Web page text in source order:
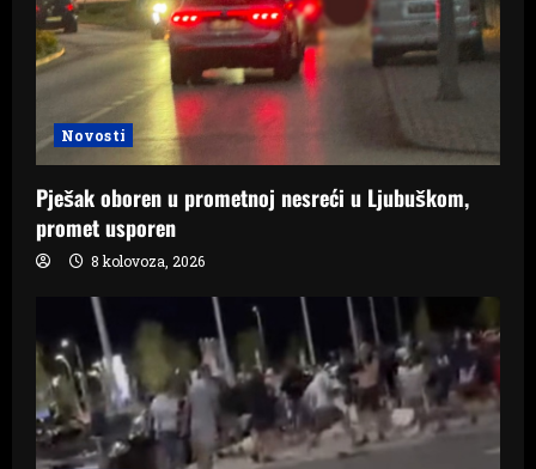
Novosti
Pješak oboren u prometnoj nesreći u Ljubuškom,
promet usporen
8 kolovoza, 2026